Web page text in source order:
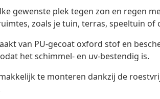
gewenste plek tegen zon en regen
zoals je tuin, terras, speeltuin
van PU-gecoat oxford stof en
het schimmel- en uv-bestendig is.
te monteren dankzij de